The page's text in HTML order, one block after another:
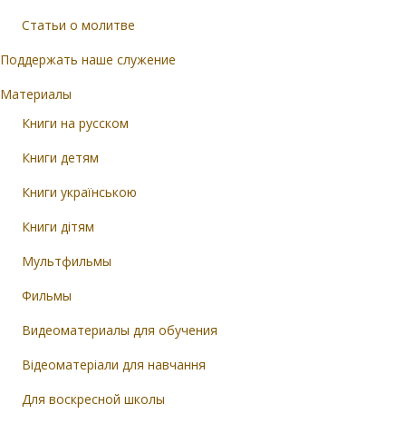
Статьи о молитве
Поддержать наше служение
Материалы
Книги на русском
Книги детям
Книги українською
Книги дітям
Мультфильмы
Фильмы
Видеоматериалы для обучения
Відеоматеріали для навчання
Для воскресной школы